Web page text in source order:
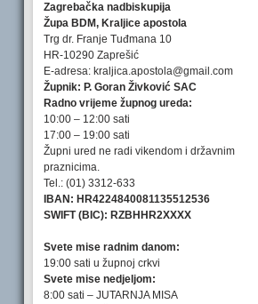
Zagrebačka nadbiskupija
Župa BDM, Kraljice apostola
Trg dr. Franje Tuđmana 10
HR-10290 Zaprešić
E-adresa: kraljica.apostola@gmail.com
Župnik: P. Goran Živković SAC
Radno vrijeme župnog ureda:
10:00 – 12:00 sati
17:00 – 19:00 sati
Župni ured ne radi vikendom i državnim
praznicima.
Tel.: (01) 3312-633
IBAN: HR4224840081135512536
SWIFT (BIC): RZBHHR2XXXX
Svete mise radnim danom:
19:00 sati u župnoj crkvi
Svete mise nedjeljom:
8:00 sati – JUTARNJA MISA